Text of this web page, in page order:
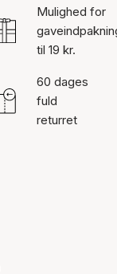
Mulighed for
til 19 kr.
60 dages
fuld
returret